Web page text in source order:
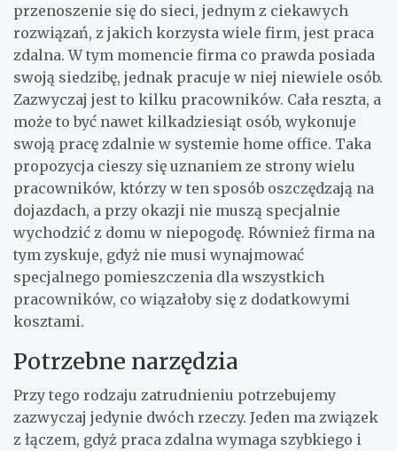
przenoszenie się do sieci, jednym z ciekawych
rozwiązań, z jakich korzysta wiele firm, jest praca
zdalna. W tym momencie firma co prawda posiada
swoją siedzibę, jednak pracuje w niej niewiele osób.
Zazwyczaj jest to kilku pracowników. Cała reszta, a
może to być nawet kilkadziesiąt osób, wykonuje
swoją pracę zdalnie w systemie home office. Taka
propozycja cieszy się uznaniem ze strony wielu
pracowników, którzy w ten sposób oszczędzają na
dojazdach, a przy okazji nie muszą specjalnie
wychodzić z domu w niepogodę. Również firma na
tym zyskuje, gdyż nie musi wynajmować
specjalnego pomieszczenia dla wszystkich
pracowników, co wiązałoby się z dodatkowymi
kosztami.
Potrzebne narzędzia
Przy tego rodzaju zatrudnieniu potrzebujemy
zazwyczaj jedynie dwóch rzeczy. Jeden ma związek
z łączem, gdyż praca zdalna wymaga szybkiego i